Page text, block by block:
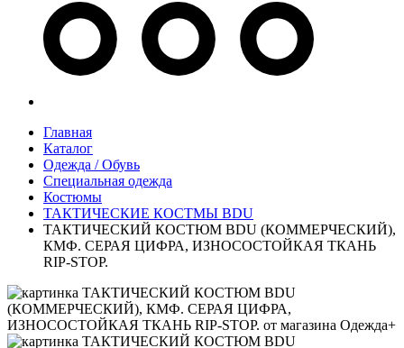
Главная
Каталог
Одежда / Обувь
Специальная одежда
Костюмы
ТАКТИЧЕСКИЕ КОСТМЫ BDU
ТАКТИЧЕСКИЙ КОСТЮМ BDU (КОММЕРЧЕСКИЙ),
КМФ. СЕРАЯ ЦИФРА, ИЗНОСОСТОЙКАЯ ТКАНЬ
RIP-STOP.